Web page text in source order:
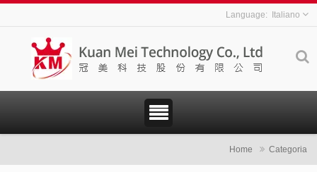
Italiano
Home Categoria